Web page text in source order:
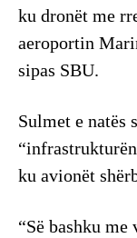
ku dronët me
aeroportin
sipas SBU.
Sulmet e natës
ku avionët
“Së bashku